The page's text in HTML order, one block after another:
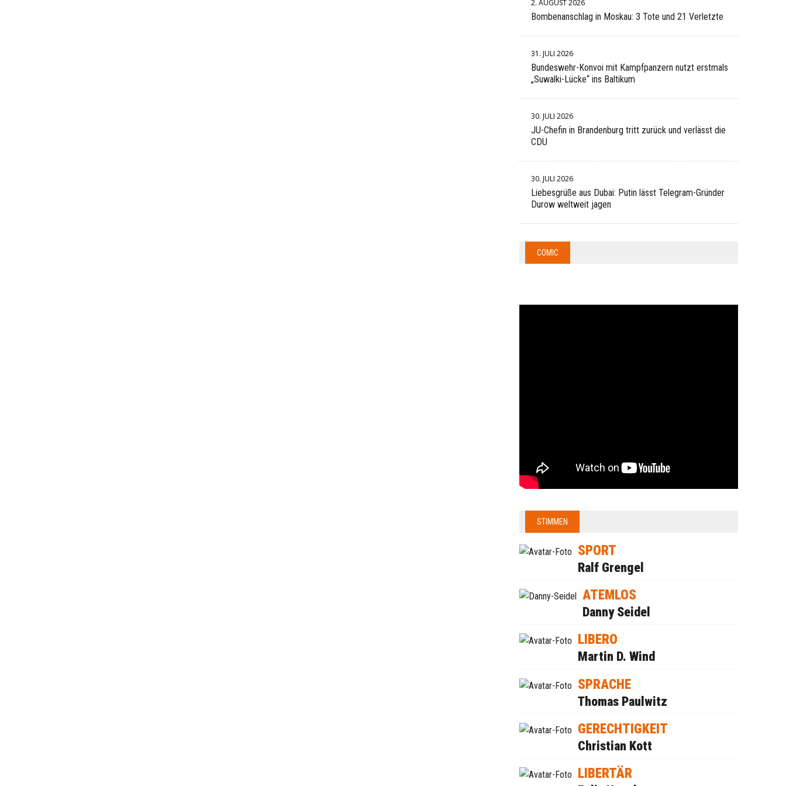
2. AUGUST 2026
Bombenanschlag in Moskau: 3 Tote und 21 Verletzte
31. JULI 2026
Bundeswehr-Konvoi mit Kampfpanzern nutzt erstmals
„Suwalki-Lücke“ ins Baltikum
30. JULI 2026
JU-Chefin in Brandenburg tritt zurück und verlässt die
CDU
30. JULI 2026
Liebesgrüße aus Dubai: Putin lässt Telegram-Gründer
Durow weltweit jagen
COMIC
STIMMEN
SPORT
Ralf Grengel
ATEMLOS
Danny Seidel
LIBERO
Martin D. Wind
SPRACHE
Thomas Paulwitz
GERECHTIGKEIT
Christian Kott
LIBERTÄR